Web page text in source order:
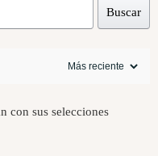
Buscar
con sus selecciones